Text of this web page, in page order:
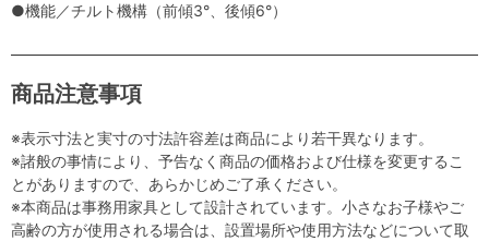
●機能／チルト機構（前傾3°、後傾6°）
商品注意事項
※表示寸法と実寸の寸法許容差は商品により若干異なります。
※諸般の事情により、予告なく商品の価格および仕様を変更するこ
とがありますので、あらかじめご了承ください。
※本商品は事務用家具として設計されています。小さなお子様やご
高齢の方が使用される場合は、設置場所や使用方法などについて取